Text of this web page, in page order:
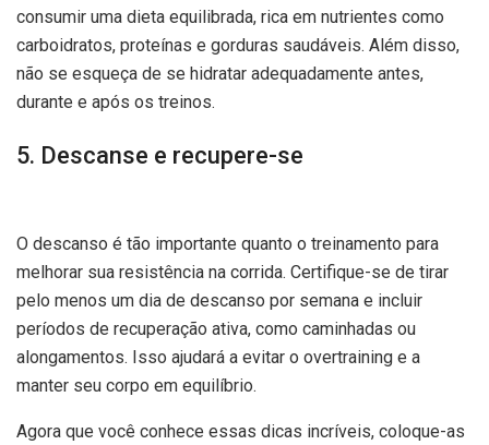
consumir uma dieta equilibrada, rica em nutrientes como
carboidratos, proteínas e gorduras saudáveis. Além disso,
não se esqueça de se hidratar adequadamente antes,
durante e após os treinos.
5. Descanse e recupere-se
O descanso é tão importante quanto o treinamento para
melhorar sua resistência na corrida. Certifique-se de tirar
pelo menos um dia de descanso por semana e incluir
períodos de recuperação ativa, como caminhadas ou
alongamentos. Isso ajudará a evitar o overtraining e a
manter seu corpo em equilíbrio.
Agora que você conhece essas dicas incríveis, coloque-as